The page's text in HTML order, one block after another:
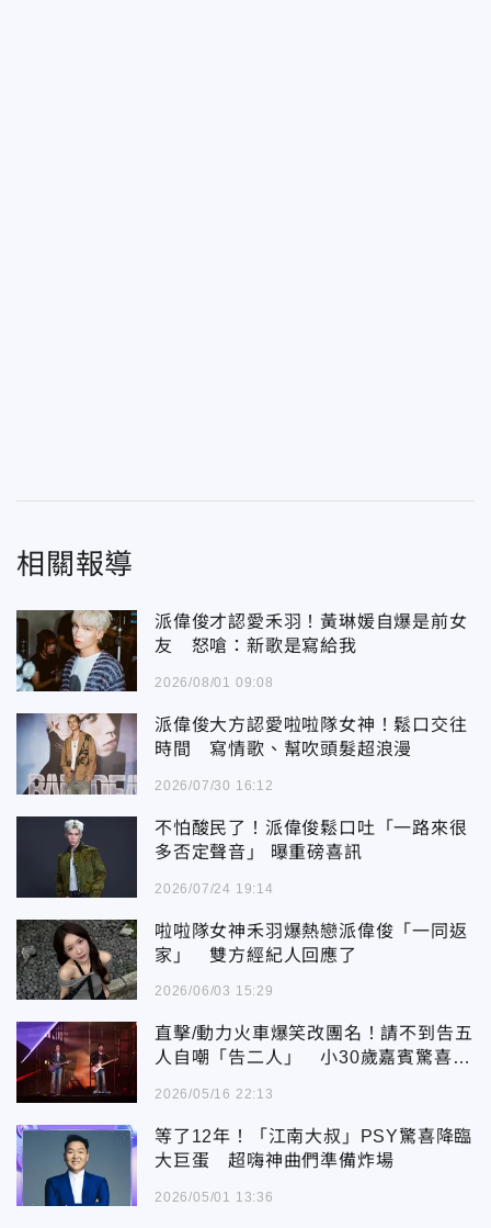
相關報導
派偉俊才認愛禾羽！黃琳媛自爆是前女
友 怒嗆：新歌是寫給我
2026/08/01 09:08
派偉俊大方認愛啦啦隊女神！鬆口交往
時間 寫情歌、幫吹頭髮超浪漫
2026/07/30 16:12
不怕酸民了！派偉俊鬆口吐「一路來很
多否定聲音」 曝重磅喜訊
2026/07/24 19:14
啦啦隊女神禾羽爆熱戀派偉俊「一同返
家」 雙方經紀人回應了
2026/06/03 15:29
直擊/動力火車爆笑改團名！請不到告五
人自嘲「告二人」 小30歲嘉賓驚喜登
2026/05/16 22:13
等了12年！「江南大叔」PSY驚喜降臨
大巨蛋 超嗨神曲們準備炸場
2026/05/01 13:36